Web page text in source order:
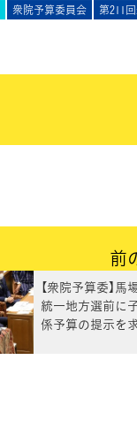
衆院予算委員会 第211
前
【衆院予算委】馬
統一地方選前に
係予算の提示を